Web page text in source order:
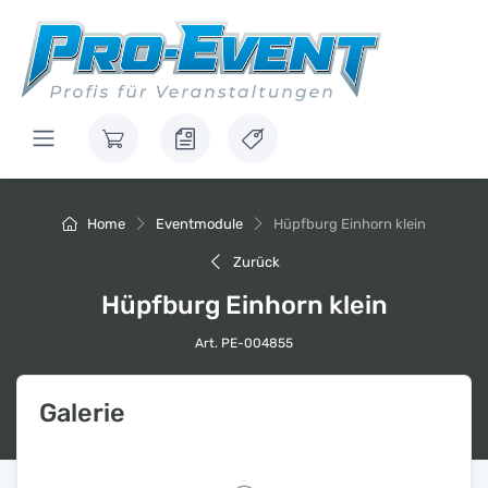
Home Eventmodule Hüpfburg Einhorn klein
Zurück
Hüpfburg Einhorn klein
Art. PE-004855
Galerie